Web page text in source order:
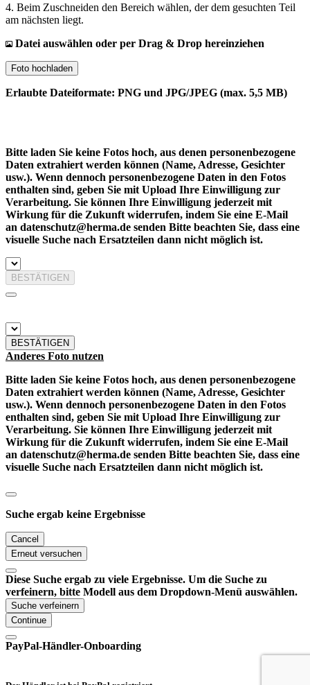
4. Beim Zuschneiden den Bereich wählen, der dem gesuchten Teil
am nächsten liegt.
Datei auswählen oder per Drag & Drop hereinziehen
Foto hochladen
Erlaubte Dateiformate: PNG und JPG/JPEG (max. 5,5 MB)
Bitte laden Sie keine Fotos hoch, aus denen personenbezogene
Daten extrahiert werden können (Name, Adresse, Gesichter
usw.). Wenn dennoch personenbezogene Daten in den Fotos
enthalten sind, geben Sie mit Upload Ihre Einwilligung zur
Verarbeitung. Sie können Ihre Einwilligung jederzeit mit
Wirkung für die Zukunft widerrufen, indem Sie eine E-Mail
an datenschutz@herma.de senden Bitte beachten Sie, dass eine
visuelle Suche nach Ersatzteilen dann nicht möglich ist.
BESTÄTIGEN
BESTÄTIGEN
Anderes Foto nutzen
Bitte laden Sie keine Fotos hoch, aus denen personenbezogene
Daten extrahiert werden können (Name, Adresse, Gesichter
usw.). Wenn dennoch personenbezogene Daten in den Fotos
enthalten sind, geben Sie mit Upload Ihre Einwilligung zur
Verarbeitung. Sie können Ihre Einwilligung jederzeit mit
Wirkung für die Zukunft widerrufen, indem Sie eine E-Mail
an datenschutz@herma.de senden Bitte beachten Sie, dass eine
visuelle Suche nach Ersatzteilen dann nicht möglich ist.
Suche ergab keine Ergebnisse
Cancel
Erneut versuchen
Diese Suche ergab zu viele Ergebnisse. Um die Suche zu
verfeinern, bitte Modell aus dem Dropdown-Menü auswählen.
Suche verfeinern
Continue
PayPal-Händler-Onboarding